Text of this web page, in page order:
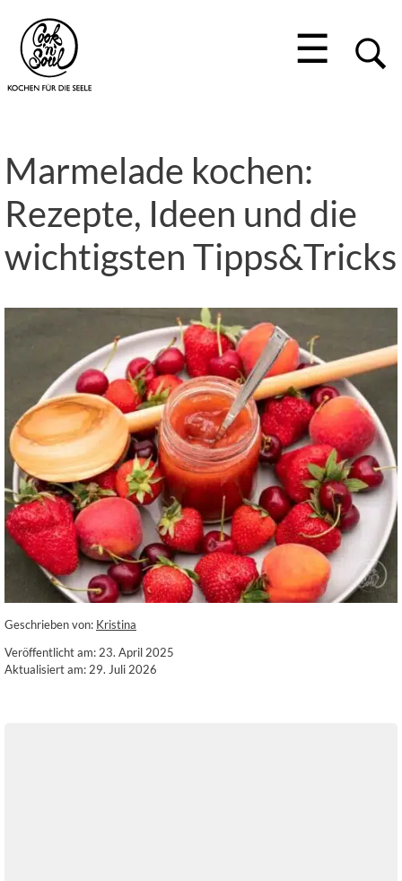
☰
Marmelade kochen:
Rezepte, Ideen und die
wichtigsten Tipps&Tricks
Geschrieben von: Kristina
Veröffentlicht am: 23. April 2025
Aktualisiert am: 29. Juli 2026